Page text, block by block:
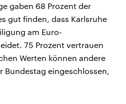
gaben 68 Prozent der
gut finden, dass Karlsruhe
am Euro-
75 Prozent vertrauen
Werten können andere
Bundestag eingeschlossen,